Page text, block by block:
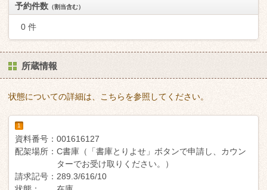
予約件数 （割当含む）
0 件
所蔵情報
状態についての詳細は、こちらを参照してください。
1
資料番号： 001616127
配架場所： C書庫（「書庫とりよせ」ボタンで申請し、カウン
ターでお受け取りください。）
請求記号： 289.3/616/10